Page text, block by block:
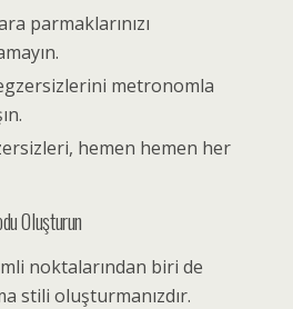
parmaklarınızı
metronomla
hemen hemen her
Oluşturun
noktalarından biri de
stili oluşturmanızdır.